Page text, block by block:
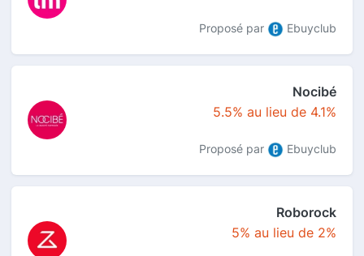
Proposé par Ebuyclub
Nocibé
5.5% au lieu de 4.1%
Proposé par Ebuyclub
Roborock
5% au lieu de 2%